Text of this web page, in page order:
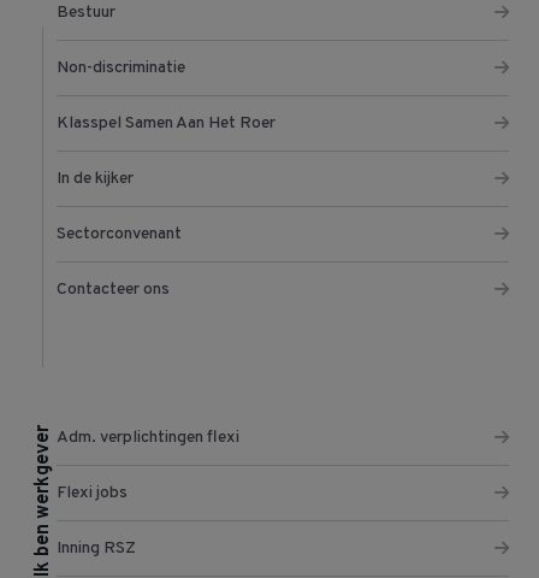
Bestuur
Non-discriminatie
Klasspel Samen Aan Het Roer
In de kijker
Sectorconvenant
Contacteer ons
Ik ben werkgever Adm. verplichtingen flexi
Flexi jobs
Inning RSZ